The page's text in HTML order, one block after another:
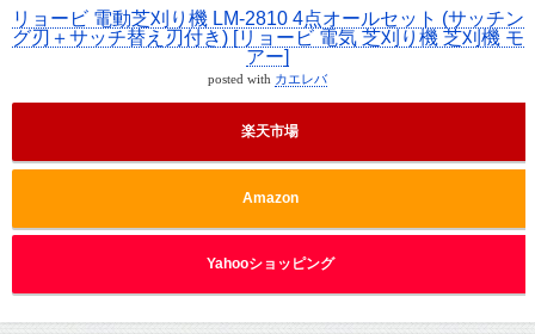
リョービ 電動芝刈り機 LM-2810 4点オールセット (サッチン
グ刃＋サッチ替え刃付き) [リョービ 電気 芝刈り機 芝刈機 モ
アー]
posted with カエレバ
楽天市場
Amazon
Yahooショッピング